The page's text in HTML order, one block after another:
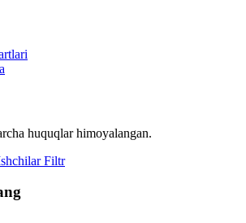
huquqlar himoyalangan.
Filtr